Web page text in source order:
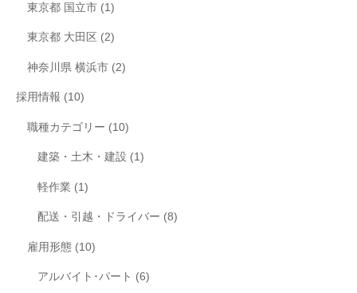
東京都 国立市(1)
東京都 大田区 (2)
神奈川県 横浜市(2)
採用情報 (10)
職種カテゴリー (10)
建築・土木・建設 (1)
軽作業 (1)
配送・引越・ドライバー (8)
雇用形態(10)
アルバイト･パート (6)